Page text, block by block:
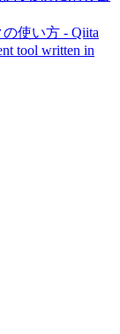
使い方 - Qiita
tool written in